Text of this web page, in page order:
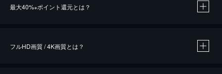
最大40%※ポイント還元とは？
フルHD画質 / 4K画質とは？